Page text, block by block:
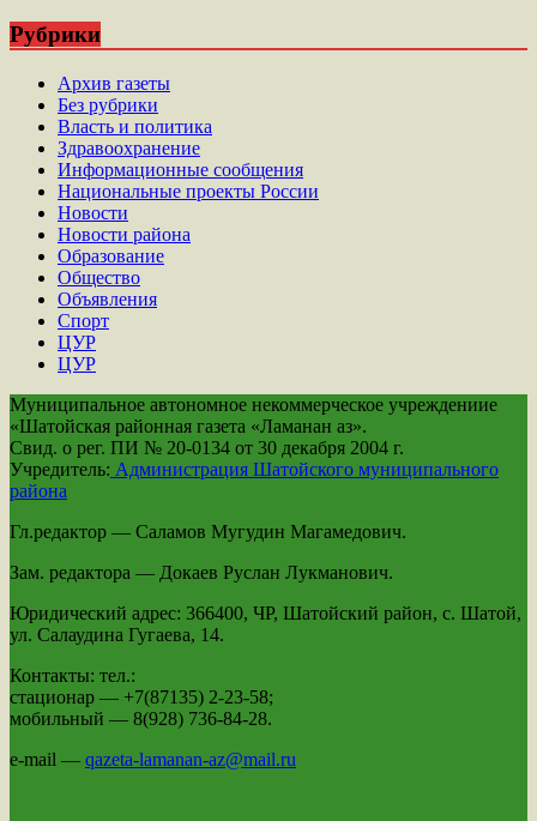
Рубрики
Архив газеты
Без рубрики
Власть и политика
Здравоохранение
Информационные сообщения
Национальные проекты России
Новости
Новости района
Образование
Общество
Объявления
Спорт
ЦУР
ЦУР
Муниципальное автономное некоммерческое учреждениие
«Шатойская районная газета «Ламанан аз».
Свид. о рег. ПИ № 20-0134 от 30 декабря 2004 г.
Учредитель: Администрация Шатойского муниципального
района
Гл.редактор — Саламов Мугудин Магамедович.
Зам. редактора — Докаев Руслан Лукманович.
Юридический адрес: 366400, ЧР, Шатойский район, с. Шатой,
ул. Салаудина Гугаева, 14.
Контакты: тел.:
стационар — +7(87135) 2-23-58;
мобильный — 8(928) 736-84-28.
e-mail — qazeta-lamanan-az@mail.ru